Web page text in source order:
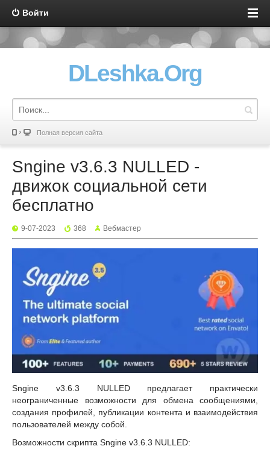
Войти
DLeshka.Org
Полная версия сайта
Sngine v3.6.3 NULLED -
движок социальной сети
бесплатно
9-07-2023 368 Вебмастер
Sngine v3.6.3 NULLED предлагает практически
неограниченные возможности для обмена сообщениями,
создания профилей, публикации контента и взаимодействия
пользователей между собой.
Возможности скрипта Sngine v3.6.3 NULLED: